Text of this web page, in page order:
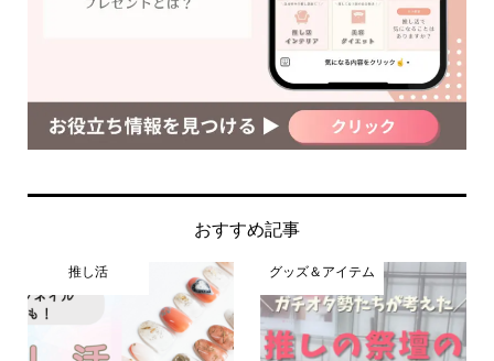
おすすめ記事
推し活 グッズ＆アイテム